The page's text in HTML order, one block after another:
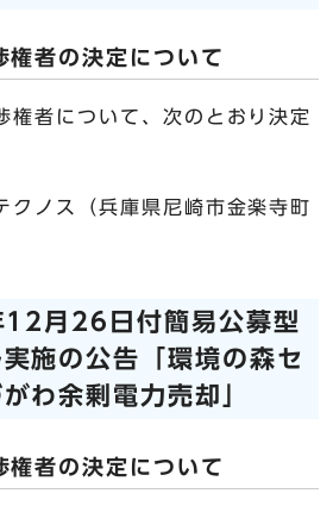
権者の決定について
権者について、次のとおり決定
クノス（兵庫県尼崎市金楽寺町
月26日付簡易公募型
施の公告「環境の森セ
わ余剰電力売却」
権者の決定について